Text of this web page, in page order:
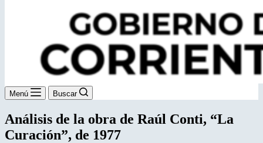
Menú Buscar
Análisis de la obra de Raúl Conti, “La
Curación”, de 1977